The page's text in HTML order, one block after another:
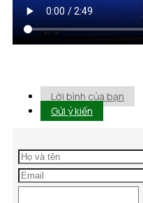
Lời bình của bạn
Gửi ý kiến